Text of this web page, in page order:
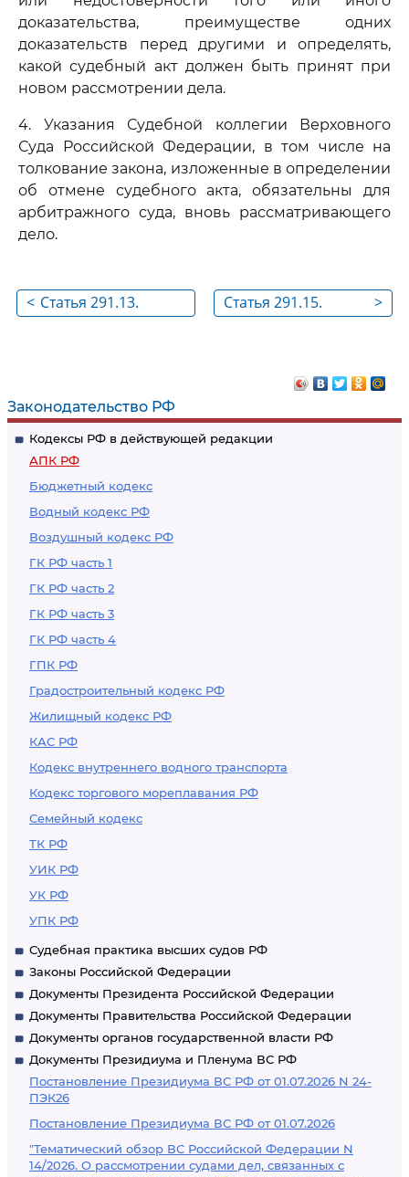
Законодательство РФ
Кодексы РФ в действующей редакции
АПК РФ
Бюджетный кодекс
Водный кодекс РФ
Воздушный кодекс РФ
ГК РФ часть 1
ГК РФ часть 2
ГК РФ часть 3
ГК РФ часть 4
ГПК РФ
Градостроительный кодекс РФ
Жилищный кодекс РФ
КАС РФ
Кодекс внутреннего водного транспорта
Кодекс торгового мореплавания РФ
Семейный кодекс
ТК РФ
УИК РФ
УК РФ
УПК РФ
Судебная практика высших судов РФ
Законы Российской Федерации
Документы Президента Российской Федерации
Документы Правительства Российской Федерации
Документы органов государственной власти РФ
Документы Президиума и Пленума ВС РФ
Постановление Президиума ВС РФ от 01.07.2026 N 24-
ПЭК26
Постановление Президиума ВС РФ от 01.07.2026
"Тематический обзор ВС Российской Федерации N
14/2026. О рассмотрении судами дел, связанных с
доказательства, преимуществе одних
доказательств перед другими и определять,
какой судебный акт должен быть принят при
новом рассмотрении дела.
4. Указания Судебной коллегии Верховного
Суда Российской Федерации, в том числе на
толкование закона, изложенные в определении
об отмене судебного акта, обязательны для
арбитражного суда, вновь рассматривающего
дело.
< Статья 291.13.
Федерации,
вынесенное по
результатам
рассмотрения
кассационных
жалобы,
представления
>
Статья 291.15.
определения
Судебной коллегии
Верховного Суда
Российской